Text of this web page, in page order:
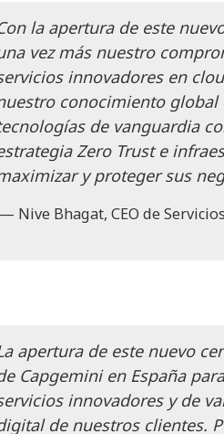
la apertura de este
vez más nuestro
innovadores en
conocimiento
de vanguardia
Zero Trust e
y proteger sus
Nive Bhagat, CEO de
apertura de este nuevo
Capgemini en España
innovadores y de
de nuestros clientes.